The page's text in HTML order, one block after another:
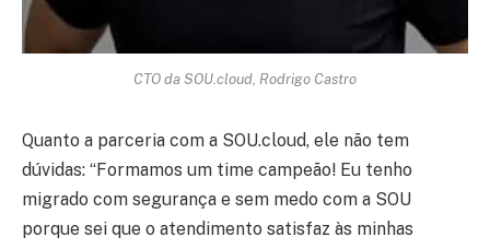
CTO da SOU.cloud, Rodrigo Castro
Quanto a parceria com a SOU.cloud, ele não tem
dúvidas: “Formamos um time campeão! Eu tenho
migrado com segurança e sem medo com a SOU
porque sei que o atendimento satisfaz às minhas